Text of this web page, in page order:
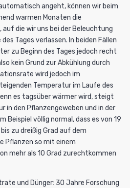
angeht, können wir beim
warmen Monaten die
die wir uns bei der Beleuchtung
Tages verlassen. In beiden Fällen
zu Beginn des Tages jedoch recht
kein Grund zur Abkühlung durch
wird jedoch im
Temperatur im Laufe des
es tagsüber wärmer wird, steigt
in den Pflanzengeweben und in der
Beispiel völlig normal, dass es von 19
zu dreißig Grad auf dem
Pflanzen so mit einem
mehr als 10 Grad zurechtkommen
und Dünger: 30 Jahre Forschung